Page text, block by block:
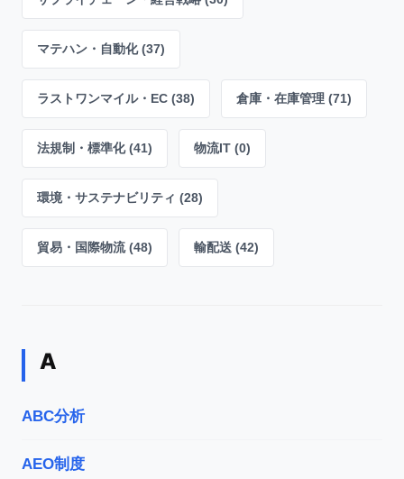
マテハン・自動化 (37)
ラストワンマイル・EC (38) 倉庫・在庫管理 (71)
法規制・標準化 (41) 物流IT (0)
環境・サステナビリティ (28)
貿易・国際物流 (48) 輸配送 (42)
A
ABC分析
AEO制度